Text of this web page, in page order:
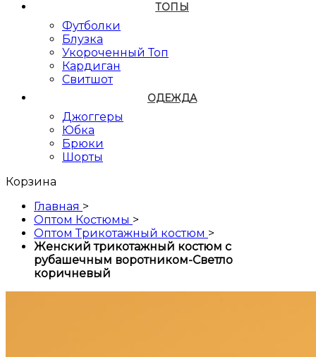
ТОПЫ
Футболки
Блузка
Укороченный Топ
Кардиган
Свитшот
ОДЕЖДА
Джоггеры
Юбка
Брюки
Шорты
Корзина
Главная >
Оптом Костюмы >
Оптом Трикотажный костюм >
Женский трикотажный костюм с
рубашечным воротником-Светло
коричневый